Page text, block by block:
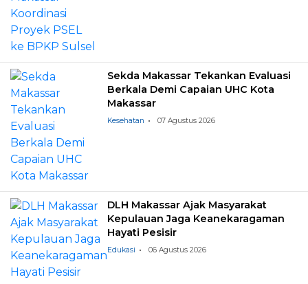
Sekda Makassar Tekankan Evaluasi
Berkala Demi Capaian UHC Kota
Makassar
Kesehatan 07 Agustus 2026
DLH Makassar Ajak Masyarakat
Kepulauan Jaga Keanekaragaman
Hayati Pesisir
Edukasi 06 Agustus 2026